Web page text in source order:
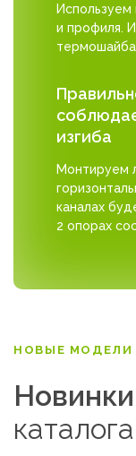
и профиля.
изгиба
Монтируем
каналах
2 опорах
НОВЫЕ МОДЕЛИ
Новинки
каталога